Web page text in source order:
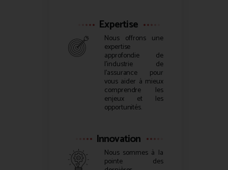
Expertise
Nous offrons une
expertise
approfondie de
l’industrie de
l’assurance pour
vous aider à mieux
comprendre les
enjeux et les
opportunités.
Innovation
Nous sommes à la
pointe des